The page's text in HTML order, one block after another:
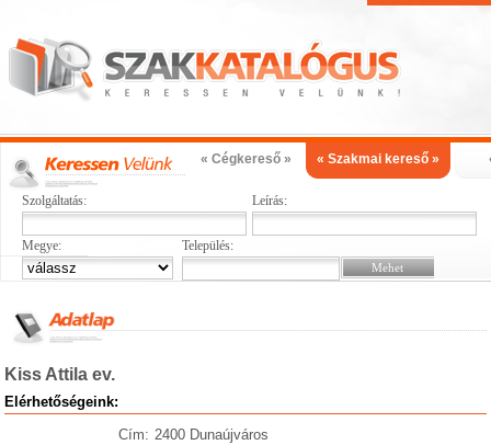
« Cégkereső » « Szakmai kereső »
Szolgáltatás: Leírás:
Megye: Település:
Kiss Attila ev.
Elérhetőségeink:
Cím: 2400 Dunaújváros